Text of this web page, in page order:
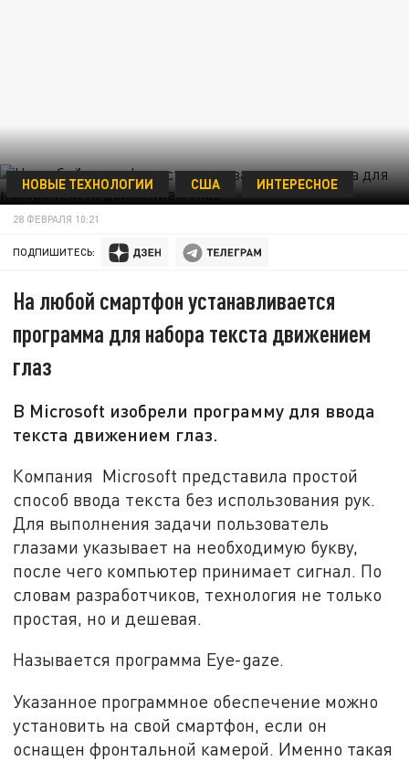
НОВЫЕ ТЕХНОЛОГИИ США ИНТЕРЕСНОЕ
28 ФЕВРАЛЯ 10:21
ПОДПИШИТЕСЬ:
На любой смартфон устанавливается
программа для набора текста движением
глаз
В Microsoft изобрели программу для ввода
текста движением глаз‍.
Компания Microsoft представила простой
способ ввода текста без использования рук.
Для выполнения задачи пользователь
глазами указывает на необходимую букву,
после чего компьютер принимает сигнал. По
словам разработчиков, технология не только
простая, но и дешевая.
Называется программа Eye-gaze.
Указанное программное обеспечение можно
установить на свой смартфон, если он
оснащен фронтальной камерой. Именно такая